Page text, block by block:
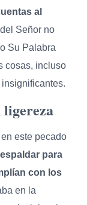
al
Señor no
Su Palabra
cosas, incluso
ligereza
este pecado
para
con los
en la